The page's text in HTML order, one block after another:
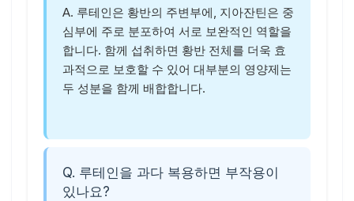
A. 루테인은 황반의 주변부에, 지아잔틴은 중
심부에 주로 분포하여 서로 보완적인 역할을
합니다. 함께 섭취하면 황반 전체를 더욱 효
과적으로 보호할 수 있어 대부분의 영양제는
두 성분을 함께 배합합니다.
Q. 루테인을 과다 복용하면 부작용이
있나요?